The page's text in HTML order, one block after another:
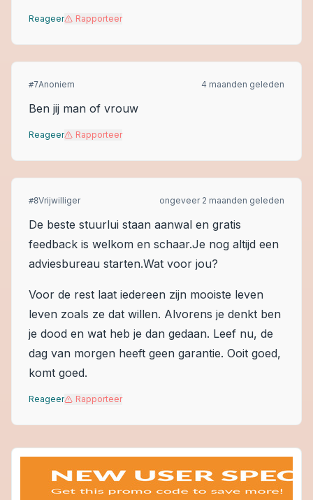
Reageer Rapporteer
#7Anoniem 4 maanden geleden
Ben jij man of vrouw
Reageer Rapporteer
#8Vrijwilliger ongeveer 2 maanden geleden
De beste stuurlui staan aanwal en gratis
feedback is welkom en schaar.Je nog altijd een
adviesbureau starten.Wat voor jou?
Voor de rest laat iedereen zijn mooiste leven
leven zoals ze dat willen. Alvorens je denkt ben
je dood en wat heb je dan gedaan. Leef nu, de
dag van morgen heeft geen garantie. Ooit goed,
komt goed.
Reageer Rapporteer